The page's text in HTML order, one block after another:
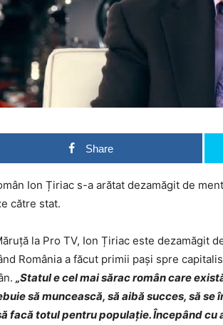
Share
Ion Țiriac s-a arătat dezamăgit de
către stat.
la Pro TV, Ion Țiriac este dezamăgit
România a făcut primii pași spre
„Statul e cel mai sărac român care
să muncească, să aibă succes, să se
facă totul pentru populație. Începând cu